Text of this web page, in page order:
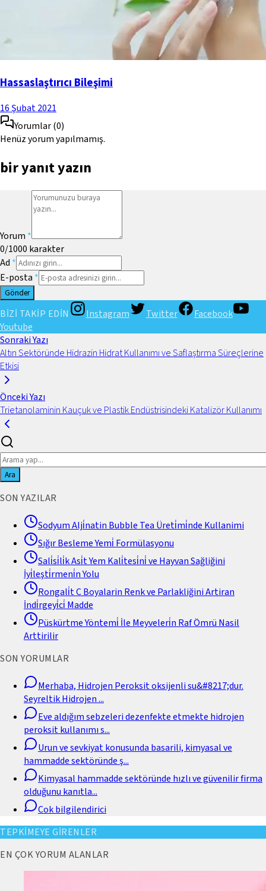
Hassaslaştırıcı Bileşimi
16 Şubat 2021
Yorumlar(0)
Henüz yorum yapılmamış.
bir yanıt yazın
Yorum *
0/1000 karakter
Ad *
E-posta *
Gönder
BİZİ TAKİP EDİN Instagram Twitter
Facebook
Youtube
Sonraki Yazı
Altın Sektöründe Hidrazin Hidrat Kullanımı ve Saflaştırma Süreçlerine
Etkisi
Önceki Yazı
Trietanolaminin Kauçuk ve Plastik Endüstrisindeki Katalizör Kullanımı
Ara
SON YAZILAR
Sodyum Alji̇natin Bubble Tea Üreti̇mi̇nde Kullanimi
Sığır Besleme Yemi̇ Formülasyonu
Sali̇si̇li̇k Asi̇t Yem Kali̇tesi̇ni̇ ve Hayvan Sağliğini
İyi̇leşti̇rmeni̇n Yolu
Rongali̇t C Boyalarin Renk ve Parlakliğini Artiran
İndi̇rgeyi̇ci̇ Madde
Püskürtme Yöntemi̇ İle Meyveleri̇n Raf Ömrü Nasil
Arttirilir
SON YORUMLAR
Merhaba, Hidrojen Peroksit oksijenli su&#8217;dur.
Seyreltik Hidrojen...
Eve aldığım sebzeleri dezenfekte etmekte hidrojen
peroksit kullanımı s...
Urun ve sevkiyat konusunda basarili, kimyasal ve
hammadde sektöründe ş...
Kimyasal hammadde sektöründe hızlı ve güvenilir firma
olduğunu kanıtla...
Cok bilgilendirici
TEPKİMEYE GİRENLER
EN ÇOK YORUM ALANLAR